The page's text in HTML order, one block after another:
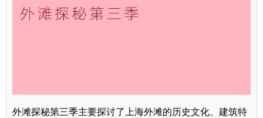
外滩探秘第三季主要探讨了上海外滩的历史文化、建筑特